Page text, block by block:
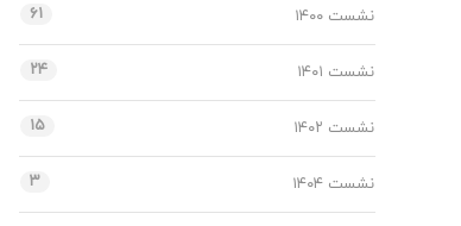
نشست ۱۴۰۰ ۶۱
نشست ۱۴۰۱ ۲۴
نشست ۱۴۰۲ ۱۵
نشست ۱۴۰۴ ۳